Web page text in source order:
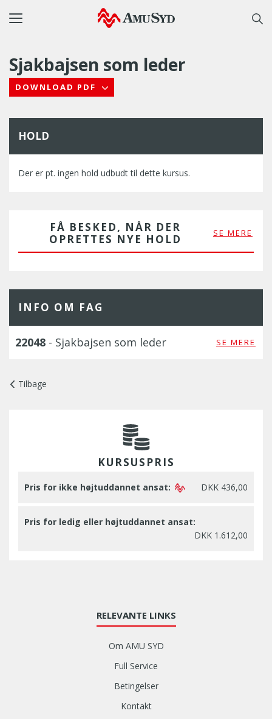
Toggle
Sjakbajsen som leder
DOWNLOAD PDF
HOLD
Der er pt. ingen hold udbudt til dette kursus.
FÅ BESKED, NÅR DER
OPRETTES NYE HOLD
SE MERE
INFO OM FAG
22048 - Sjakbajsen som leder SE MERE
Tilbage
KURSUSPRIS
Pris for ikke højtuddannet ansat: DKK 436,00
Pris for ledig eller højtuddannet ansat:
DKK 1.612,00
RELEVANTE LINKS
Om AMU SYD
Full Service
Betingelser
Kontakt